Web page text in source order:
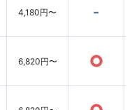
4,180円〜 -
6,820円〜 ○